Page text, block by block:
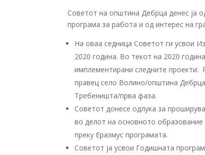
Советот на општина Дебрца денес ја
програма за работа и од интерес на
На оваа седница Советот ги усвои
2020 година. Во текот на 2020
имплементирани следните проекти:
правец село Волино/општина
Требеништа/прва фаза.
Советот донесе одлука за
во делот на основното
преку Еразмус програмата.
Советот ја усвои Годишната